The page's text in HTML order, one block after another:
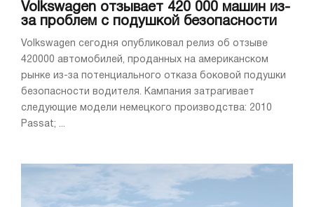
Volkswagen отзывает 420 000 машин из-
за проблем с подушкой безопасности
Volkswagen сегодня опубликовал релиз об отзыве
420000 автомобилей, проданных на американском
рынке из-за потенциального отказа боковой подушки
безопасности водителя. Кампания затрагивает
следующие модели немецкого производства: 2010
Passat; ...